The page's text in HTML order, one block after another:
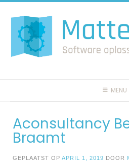
naar
inhoud
MENU
Aconsultancy
Braamt
GEPLAATST OP APRIL 1, 2019 DOOR